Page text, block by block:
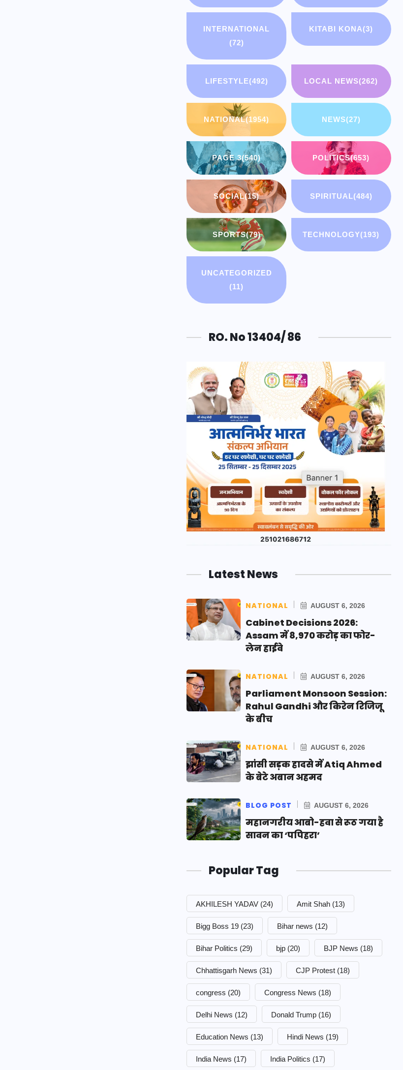
INTERNATIONAL
(72)
KITABI KONA(3)
LIFESTYLE(492) LOCAL NEWS(262)
NATIONAL(1954) NEWS(27)
PAGE 3(540) POLITICS(653)
SOCIAL(15) SPIRITUAL(484)
SPORTS(79) TECHNOLOGY(193)
UNCATEGORIZED
(11)
RO. No 13404/ 86
Latest News
NATIONAL AUGUST 6, 2026
Cabinet Decisions 2026:
Assam में 8,970 करोड़ का फोर-
लेन हाईवे
NATIONAL AUGUST 6, 2026
Parliament Monsoon Session:
Rahul Gandhi और किरेन रिजिजू
के बीच
NATIONAL AUGUST 6, 2026
झांसी सड़क हादसे में Atiq Ahmed
के बेटे अबान अहमद
BLOG POST AUGUST 6, 2026
महानगरीय आबो-हवा से रूठ गया है
सावन का ‘पपिहरा’
Popular Tag
AKHILESH YADAV (24) Amit Shah (13)
Bigg Boss 19 (23) Bihar news (12)
Bihar Politics (29) bjp (20) BJP News (18)
Chhattisgarh News (31) CJP Protest (18)
congress (20) Congress News (18)
Delhi News (12) Donald Trump (16)
Education News (13) Hindi News (19)
India News (17) India Politics (17)